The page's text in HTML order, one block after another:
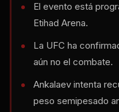
El evento está
Etihad Arena.
La UFC ha
aún no el combate.
Ankalaev intenta
peso semipesado